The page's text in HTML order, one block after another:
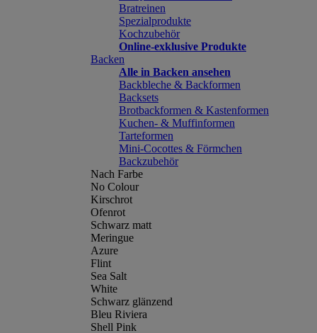
Bratreinen
Spezialprodukte
Kochzubehör
Online-exklusive Produkte
Backen
Alle in Backen ansehen
Backbleche & Backformen
Backsets
Brotbackformen & Kastenformen
Kuchen- & Muffinformen
Tarteformen
Mini-Cocottes & Förmchen
Backzubehör
Nach Farbe
No Colour
Kirschrot
Ofenrot
Schwarz matt
Meringue
Azure
Flint
Sea Salt
White
Schwarz glänzend
Bleu Riviera
Shell Pink